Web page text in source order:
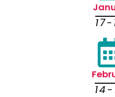
17-
14-